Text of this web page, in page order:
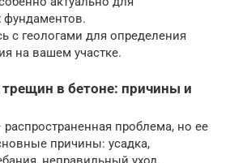
фундаментов.
с геологами для определения
на вашем участке.
в бетоне: причины и
проблема, но ее
причины: усадка,